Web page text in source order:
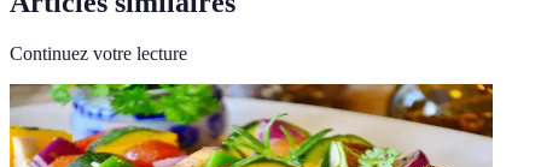
Continuez votre lecture